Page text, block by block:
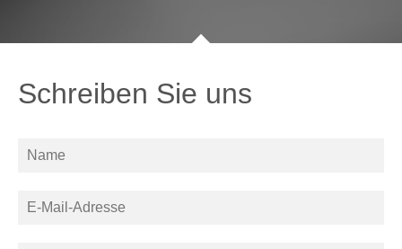
Schreiben Sie uns